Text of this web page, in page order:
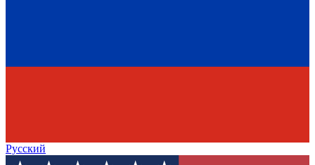
Русский